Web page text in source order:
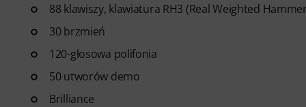
Twojego poziomu. Darmowy
- Lekcje prowadzone przez
88 klawiszy, klawiatura RH3 (Real Weighted
30 brzmień
120-głosowa polifonia
50 utworów demo
Brilliance